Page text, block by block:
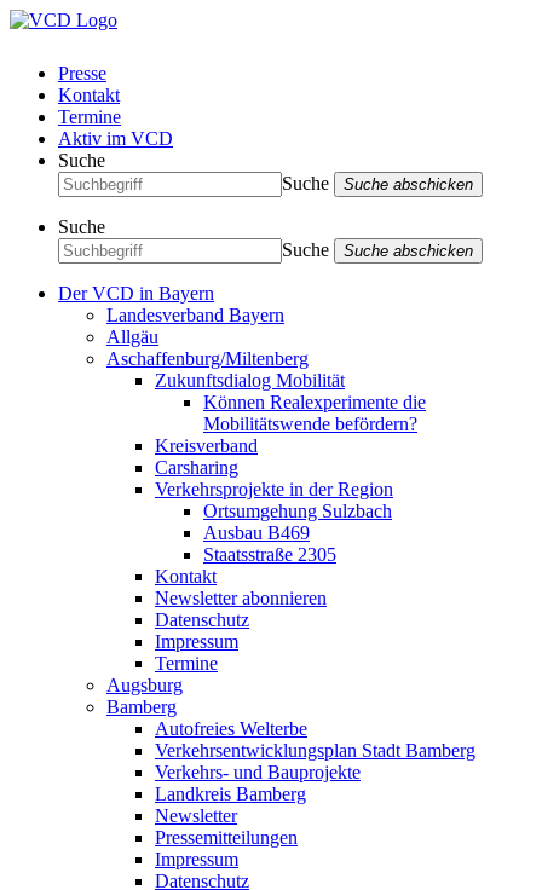
Presse
Kontakt
Termine
Aktiv im VCD
Suche
Suche
Suche abschicken
Suche
Suche
Suche abschicken
Der VCD in Bayern
Landesverband Bayern
Allgäu
Aschaffenburg/Miltenberg
Zukunftsdialog Mobilität
Können Realexperimente die
Mobilitätswende befördern?
Kreisverband
Carsharing
Verkehrsprojekte in der Region
Ortsumgehung Sulzbach
Ausbau B469
Staatsstraße 2305
Kontakt
Newsletter abonnieren
Datenschutz
Impressum
Termine
Augsburg
Bamberg
Autofreies Welterbe
Verkehrsentwicklungsplan Stadt Bamberg
Verkehrs- und Bauprojekte
Landkreis Bamberg
Newsletter
Pressemitteilungen
Impressum
Datenschutz